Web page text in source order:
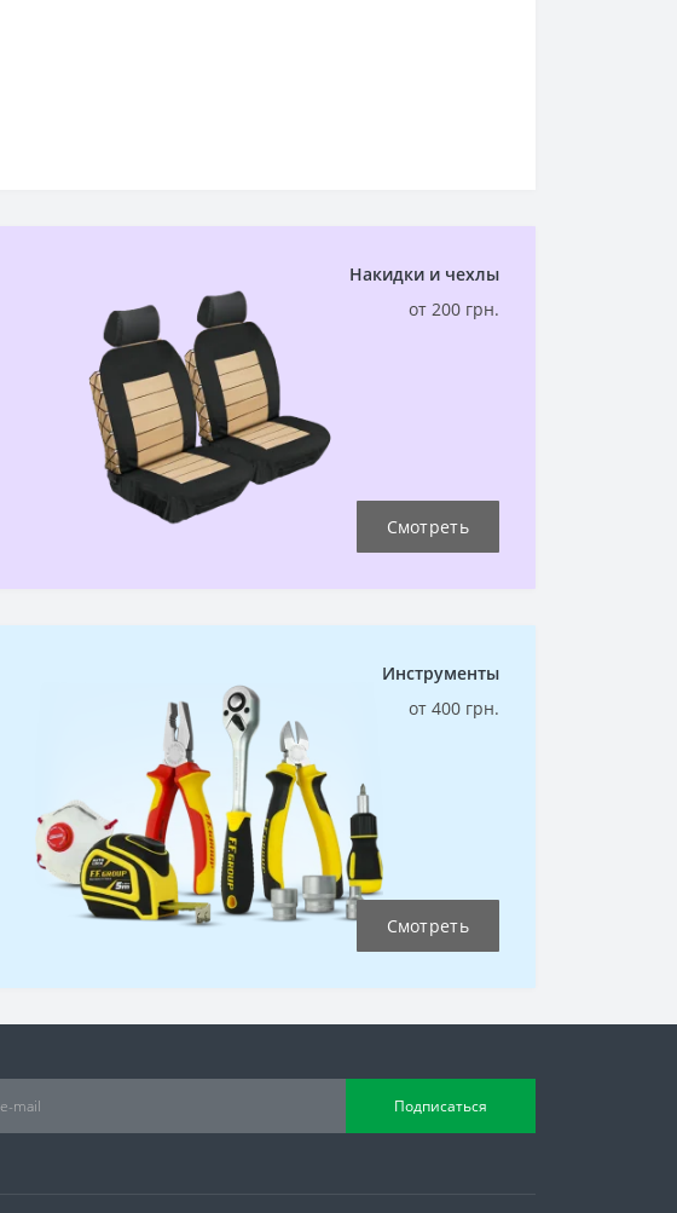
Накидки и чехлы
от 200 грн.
Смотреть
Инструменты
от 400 грн.
Смотреть
Подписаться